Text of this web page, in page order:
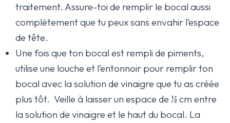
traitement. Assure-toi de remplir le bocal aussi
complètement que tu peux sans envahir l’espace
de tête.
Une fois que ton bocal est rempli de piments,
utilise une louche et l’entonnoir pour remplir ton
bocal avec la solution de vinaigre que tu as créée
plus tôt. Veille à laisser un espace de ½ cm entre
la solution de vinaigre et le haut du bocal. La